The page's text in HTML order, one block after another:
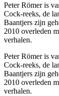
Peter Römer is
Cock-reeks, de
Baantjers zijn
2010 overleden
verhalen.
Peter Römer is
Cock-reeks, de
Baantjers zijn
2010 overleden
verhalen.